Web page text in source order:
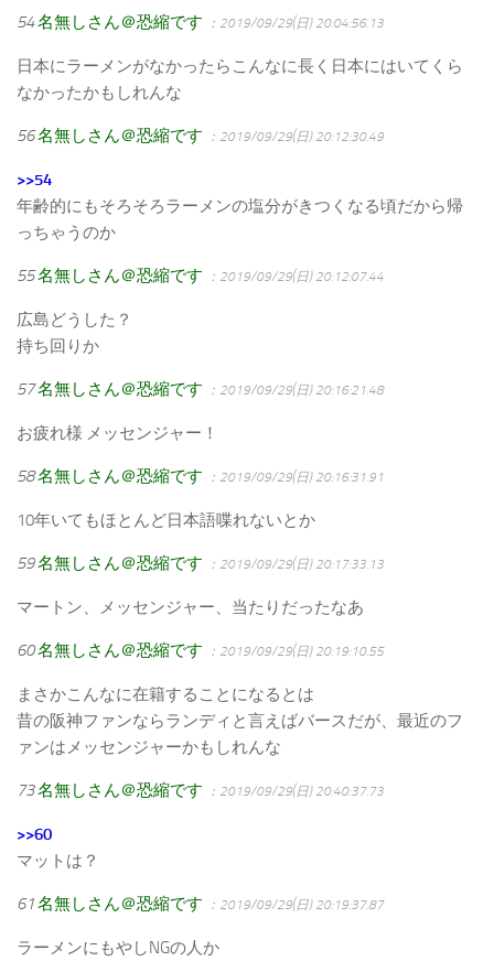
54名無しさん＠恐縮です ：2019/09/29(日) 20:04:56.13
日本にラーメンがなかったらこんなに長く日本にはいてくら
なかったかもしれんな
56名無しさん＠恐縮です ：2019/09/29(日) 20:12:30.49
>>54
年齢的にもそろそろラーメンの塩分がきつくなる頃だから帰
っちゃうのか
55名無しさん＠恐縮です ：2019/09/29(日) 20:12:07.44
広島どうした？
持ち回りか
57名無しさん＠恐縮です ：2019/09/29(日) 20:16:21.48
お疲れ様 メッセンジャー！
58名無しさん＠恐縮です ：2019/09/29(日) 20:16:31.91
10年いてもほとんど日本語喋れないとか
59名無しさん＠恐縮です ：2019/09/29(日) 20:17:33.13
マートン、メッセンジャー、当たりだったなあ
60名無しさん＠恐縮です ：2019/09/29(日) 20:19:10.55
まさかこんなに在籍することになるとは
昔の阪神ファンならランディと言えばバースだが、最近のフ
ァンはメッセンジャーかもしれんな
73名無しさん＠恐縮です ：2019/09/29(日) 20:40:37.73
>>60
マットは？
61名無しさん＠恐縮です ：2019/09/29(日) 20:19:37.87
ラーメンにもやしNGの人か